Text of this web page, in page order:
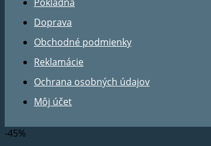
Doprava
Obchodné podmienky
Reklamácie
Ochrana osobných údajov
Môj účet
-45%